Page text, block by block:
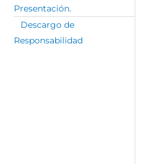
Presentación.
Descargo de
Responsabilidad